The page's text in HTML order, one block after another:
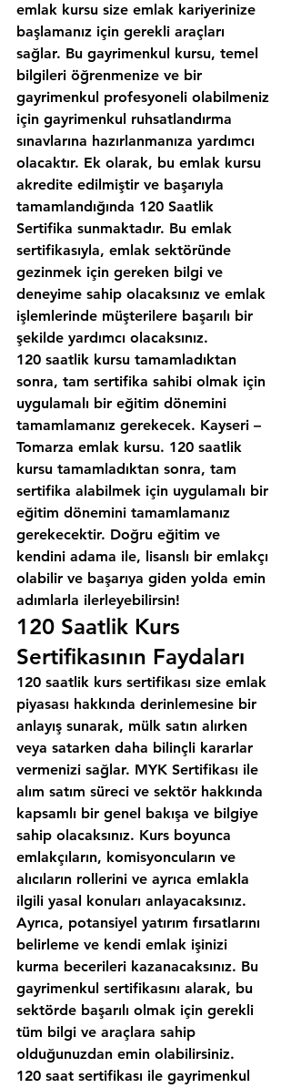
emlak kursu size emlak kariyerinize
başlamanız için gerekli araçları
sağlar. Bu gayrimenkul kursu, temel
bilgileri öğrenmenize ve bir
gayrimenkul profesyoneli olabilmeniz
için gayrimenkul ruhsatlandırma
sınavlarına hazırlanmanıza yardımcı
olacaktır. Ek olarak, bu emlak kursu
akredite edilmiştir ve başarıyla
tamamlandığında 120 Saatlik
Sertifika sunmaktadır. Bu emlak
sertifikasıyla, emlak sektöründe
gezinmek için gereken bilgi ve
deneyime sahip olacaksınız ve emlak
işlemlerinde müşterilere başarılı bir
şekilde yardımcı olacaksınız.
120 saatlik kursu tamamladıktan
sonra, tam sertifika sahibi olmak için
uygulamalı bir eğitim dönemini
tamamlamanız gerekecek. Kayseri –
Tomarza emlak kursu. 120 saatlik
kursu tamamladıktan sonra, tam
sertifika alabilmek için uygulamalı bir
eğitim dönemini tamamlamanız
gerekecektir. Doğru eğitim ve
kendini adama ile, lisanslı bir emlakçı
olabilir ve başarıya giden yolda emin
adımlarla ilerleyebilirsin!
120 Saatlik Kurs
Sertifikasının Faydaları
120 saatlik kurs sertifikası size emlak
piyasası hakkında derinlemesine bir
anlayış sunarak, mülk satın alırken
veya satarken daha bilinçli kararlar
vermenizi sağlar. MYK Sertifikası ile
alım satım süreci ve sektör hakkında
kapsamlı bir genel bakışa ve bilgiye
sahip olacaksınız. Kurs boyunca
emlakçıların, komisyoncuların ve
alıcıların rollerini ve ayrıca emlakla
ilgili yasal konuları anlayacaksınız.
Ayrıca, potansiyel yatırım fırsatlarını
belirleme ve kendi emlak işinizi
kurma becerileri kazanacaksınız. Bu
gayrimenkul sertifikasını alarak, bu
sektörde başarılı olmak için gerekli
tüm bilgi ve araçlara sahip
olduğunuzdan emin olabilirsiniz.
120 saat sertifikası ile gayrimenkul